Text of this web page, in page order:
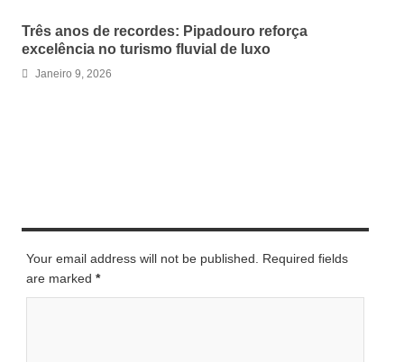
Três anos de recordes: Pipadouro reforça
excelência no turismo fluvial de luxo
Janeiro 9, 2026
Your email address will not be published. Required fields
are marked *